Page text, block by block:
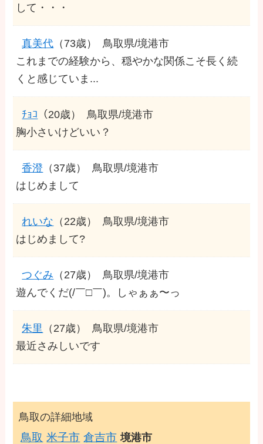
して・・・
真美代 （73歳）
鳥取県/境港市
これまでの経験から、穏やかな関係こそ長く続
くと感じていま...
ﾁｮｺ （20歳）
鳥取県/境港市
胸小さいけどいい？
香澄 （37歳）
鳥取県/境港市
はじめまして
れいな （22歳）
鳥取県/境港市
はじめまして?
つぐみ （27歳）
鳥取県/境港市
遊んでくだ(/￣□￣)。しゃぁぁ〜っ
朱里 （27歳）
鳥取県/境港市
最近さみしいです
鳥取の詳細地域
鳥取 米子市 倉吉市 境港市